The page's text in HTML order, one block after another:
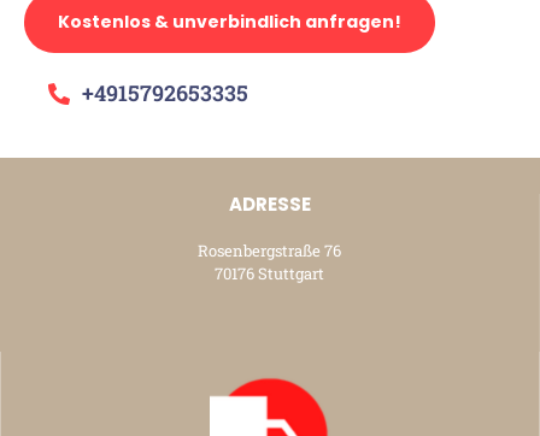
Kostenlos & unverbindlich anfragen!
+4915792653335
ADRESSE
Rosenbergstraße 76
70176 Stuttgart